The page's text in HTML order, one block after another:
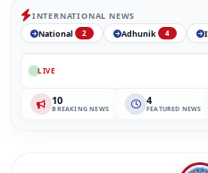
INTERNATIONAL NEWS
National
2 Adhunik 4
LIVE
10
BREAKING NEWS
4
FEATURED NEWS